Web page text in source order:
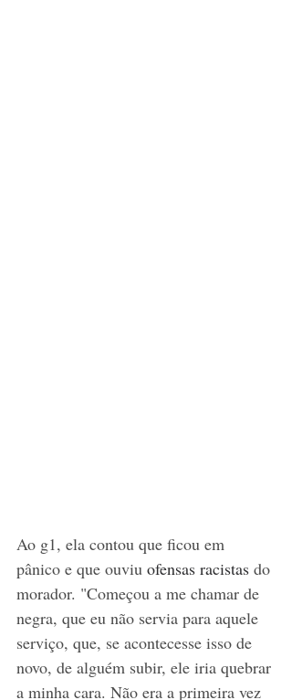
Ao g1, ela contou que ficou em
pânico e que ouviu ofensas racistas do
morador. "Começou a me chamar de
negra, que eu não servia para aquele
serviço, que, se acontecesse isso de
novo, de alguém subir, ele iria quebrar
a minha cara. Não era a primeira vez